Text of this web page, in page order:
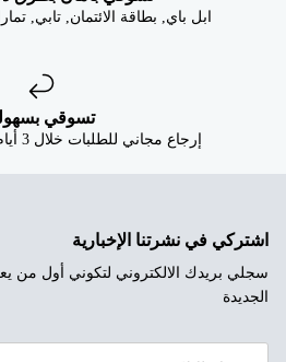
ابل باي, بطاقة الائتمان, تابي,
تسوقي
إرجاع مجاني للطلبات خلال 3 أيام من عملية الشراء
اشتركي في نشرتنا الإخبارية
سجلي بريدك الالكتروني لتكوني أول من
الجديدة